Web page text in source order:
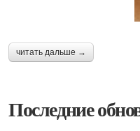
читать дальше →
Последние